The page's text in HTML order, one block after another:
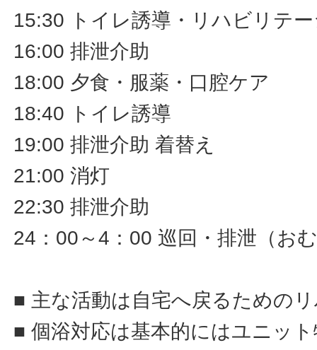
15:30 トイレ誘導・リハビリテ
16:00 排泄介助
18:00 夕食・服薬・口腔ケア
18:40 トイレ誘導
19:00 排泄介助 着替え
21:00 消灯
22:30 排泄介助
24：00～4：00 巡回・排泄（お
■ 主な活動は自宅へ戻るための
■ 個浴対応は基本的にはユニッ